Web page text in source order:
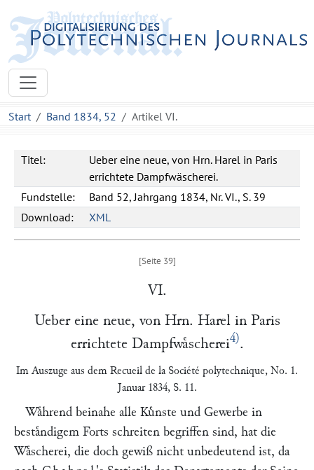
Start Band 1834, 52 Artikel VI.
Titel:
Ueber eine neue, von Hrn. Harel in Paris
errichtete Dampfwäscherei.
Fundstelle:
Band 52, Jahrgang 1834, Nr. VI., S. 39
Download:
XML
VI.
Ueber eine neue, von Hrn. Harel in Paris
errichtete Dampfwaͤscherei4).
Im Auszuge aus dem Recueil de la Société polytechnique, No. 1.
Januar 1834, S. 11.
Waͤhrend beinahe alle Kuͤnste und Gewerbe in
bestaͤndigem Forts schreiten begriffen sind, hat die
Waͤscherei, die doch gewiß nicht unbedeutend ist, da